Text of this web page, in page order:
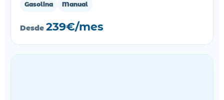
Gasolina Manual
Desde 239€/mes